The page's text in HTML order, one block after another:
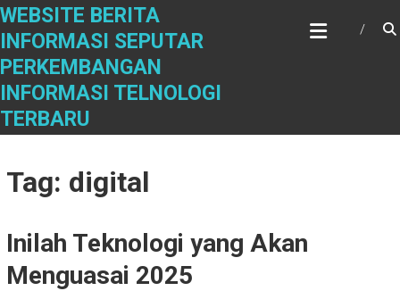
Skip
content
WEBSITE BERITA
INFORMASI SEPUTAR
PERKEMBANGAN
INFORMASI TELNOLOGI
TERBARU
Tag: digital
Inilah Teknologi yang Akan
Menguasai 2025